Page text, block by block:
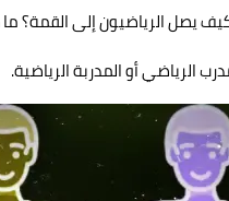
يصل الرياضيون إلى القمة؟ ما
الرياضي أو المدربة الرياضية.